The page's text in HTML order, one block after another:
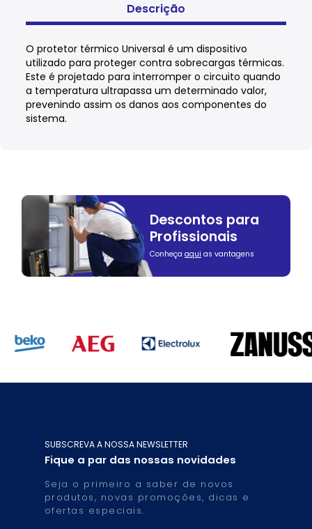
Descrição
O protetor térmico Universal é um dispositivo
utilizado para proteger contra sobrecargas térmicas.
Este é projetado para interromper o circuito quando
a temperatura ultrapassa um determinado valor,
prevenindo assim os danos aos componentes do
sistema.
Descontos para
Profissionais
Conheça aqui as vantagens
SUBSCREVA A NOSSA NEWSLETTER
Fique a par das nossas novidades
Seja o primeiro a saber de novos
produtos, novas promoções, dicas e
ofertas especiais.